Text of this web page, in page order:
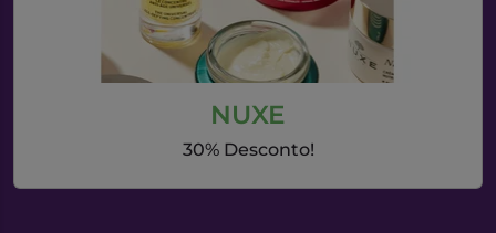
NUXE
30% Desconto!